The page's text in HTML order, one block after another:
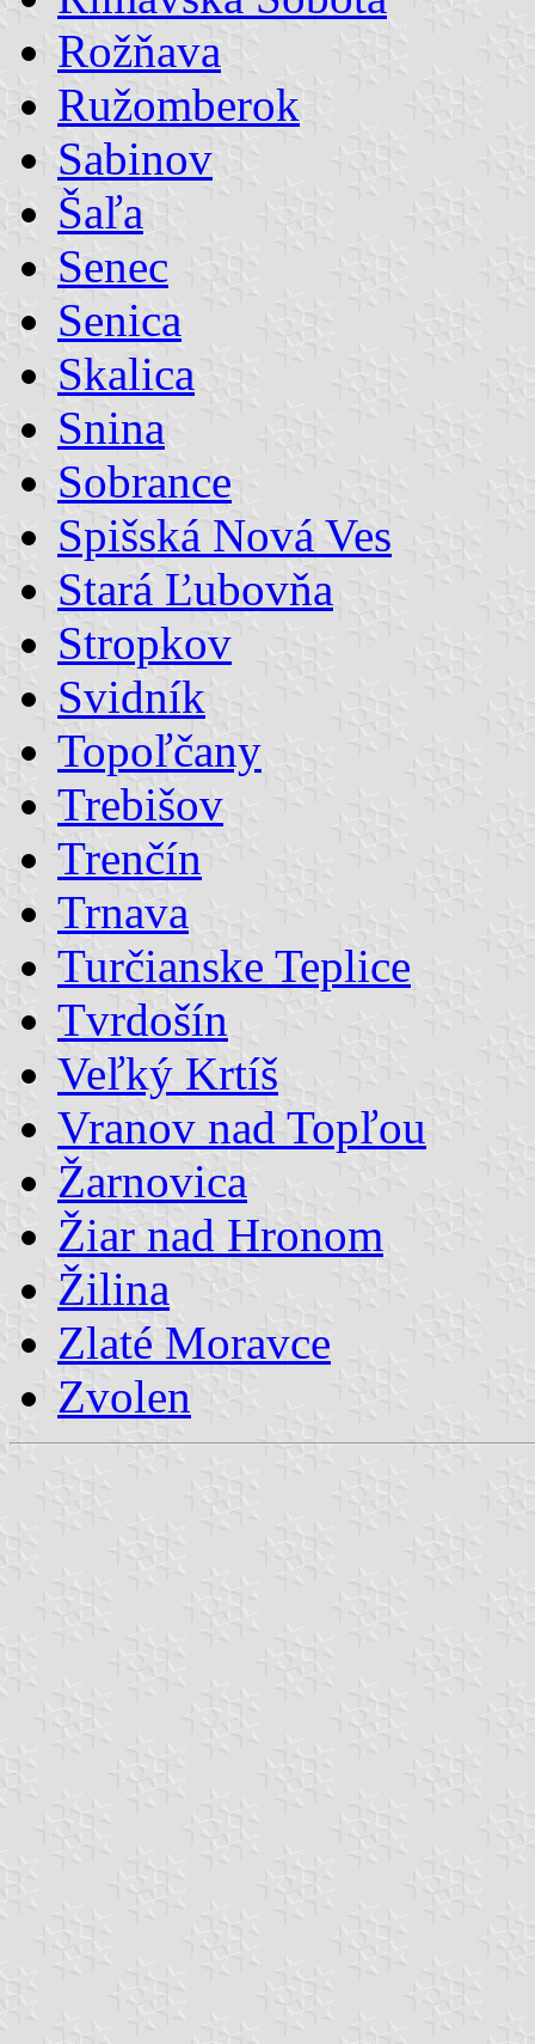
Rožňava
Ružomberok
Sabinov
Šaľa
Senec
Senica
Skalica
Snina
Sobrance
Spišská Nová Ves
Stará Ľubovňa
Stropkov
Svidník
Topoľčany
Trebišov
Trenčín
Trnava
Turčianske Teplice
Tvrdošín
Veľký Krtíš
Vranov nad Topľou
Žarnovica
Žiar nad Hronom
Žilina
Zlaté Moravce
Zvolen